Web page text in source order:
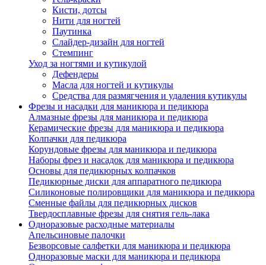
Кисти, дотсы
Нити для ногтей
Паутинка
Слайдер-дизайн для ногтей
Стемпинг
Уход за ногтями и кутикулой
Дефендеры
Масла для ногтей и кутикулы
Средства для размягчения и удаления кутикулы
Фрезы и насадки для маникюра и педикюра
Алмазные фрезы для маникюра и педикюра
Керамические фрезы для маникюра и педикюра
Колпачки для педикюра
Корундовые фрезы для маникюра и педикюра
Наборы фрез и насадок для маникюра и педикюра
Основы для педикюрных колпачков
Педикюрные диски для аппаратного педикюра
Силиконовые полировщики для маникюра и педикюра
Сменные файлы для педикюрных дисков
Твердосплавные фрезы для снятия гель-лака
Одноразовые расходные материалы
Апельсиновые палочки
Безворсовые салфетки для маникюра и педикюра
Одноразовые маски для маникюра и педикюра